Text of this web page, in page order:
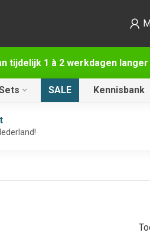
tijdelijk 1 à 2 werkdagen
SALE Kennisbank